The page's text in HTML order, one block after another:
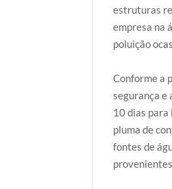
estruturas
empresa na
poluição
Conforme a
segurança e
10 dias para
pluma de
fontes de